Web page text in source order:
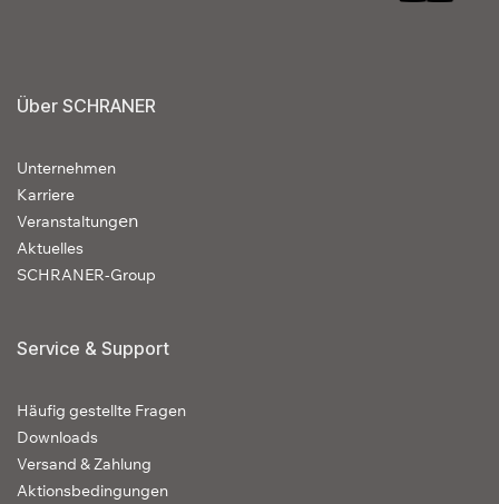
Über SCHRANER
Unternehmen
Karriere
Veranstaltungen
Aktuelles
SCHRANER-Group
Service & Support
Häufig gestellte Fragen
Downloads
Versand & Zahlung
Aktionsbedingungen